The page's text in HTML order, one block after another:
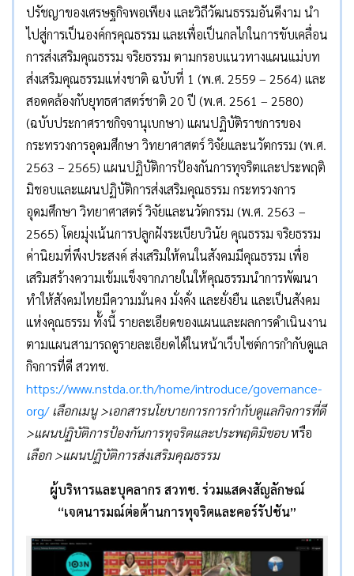
ปรัชญาของเศรษฐกิจพอเพียง และวิถีวัฒนธรรมอันดีงาม นำ
ไปสู่การเป็นองค์กรคุณธรรม และเพื่อเป็นกลไกในการขับเคลื่อน
การส่งเสริมคุณธรรม จริยธรรม ตามกรอบแนวทางแผนแม่บท
ส่งเสริมคุณธรรมแห่งชาติ ฉบับที่ 1 (พ.ศ. 2559 – 2564) และ
สอดคล้องกับยุทธศาสตร์ชาติ 20 ปี (พ.ศ. 2561 – 2580)
(ฉบับประกาศราชกิจจานุเบกษา) แผนปฏิบัติราชการของ
กระทรวงการอุดมศึกษา วิทยาศาสตร์ วิจัยและนวัตกรรม (พ.ศ.
2563 – 2565) แผนปฏิบัติการป้องกันการทุจริตและประพฤติ
มิชอบและแผนปฏิบัติการส่งเสริมคุณธรรม กระทรวงการ
อุดมศึกษา วิทยาศาสตร์ วิจัยและนวัตกรรม (พ.ศ. 2563 –
2565) โดยมุ่งเน้นการปลูกฝังระเบียบวินัย คุณธรรม จริยธรรม
ค่านิยมที่พึงประสงค์ ส่งเสริมให้คนในสังคมมีคุณธรรม เพื่อ
เสริมสร้างความเข้มแข็งจากภายในให้คุณธรรมนำการพัฒนา
ทำให้สังคมไทยมีความมั่นคง มั่งคั่ง และยั่งยืน และเป็นสังคม
แห่งคุณธรรม ทั้งนี้ รายละเอียดของแผนและผลการดำเนินงาน
ตามแผนสามารถดูรายละเอียดได้ในหน้าเว็บไซต์การกำกับดูแล
กิจการที่ดี สวทช.
https://www.nstda.or.th/home/introduce/governance-
org/ เลือกเมนู>เอกสารนโยบายการการกำกับดูแลกิจการที่ดี
>แผนปฏิบัติการป้องกันการทุจริตและประพฤติมิชอบหรือ
เลือก>แผนปฏิบัติการส่งเสริมคุณธรรม
ผู้บริหารและบุคลากร สวทช. ร่วมแสดงสัญลักษณ์
“เจตนารมณ์ต่อต้านการทุจริตและคอร์รัปชัน”